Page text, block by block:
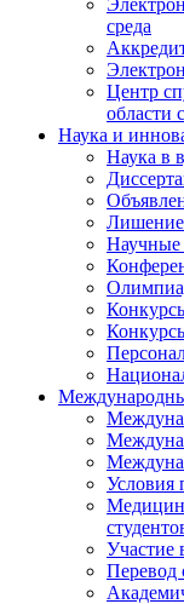
среда
Центр
области
Наука и
Наука в
Лишение
Условия
Участие
Перевод